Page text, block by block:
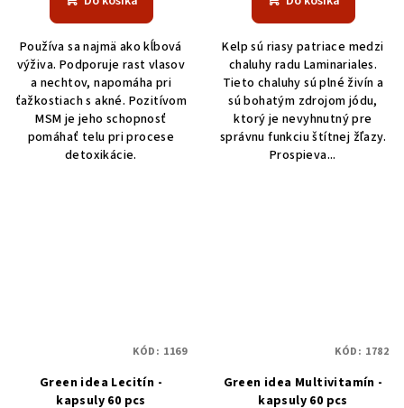
Používa sa najmä ako kĺbová
výživa. Podporuje rast vlasov
a nechtov, napomáha pri
ťažkostiach s akné. Pozitívom
MSM je jeho schopnosť
pomáhať telu pri procese
detoxikácie.
Kelp sú riasy patriace medzi
chaluhy radu Laminariales.
Tieto chaluhy sú plné živín a
sú bohatým zdrojom jódu,
ktorý je nevyhnutný pre
správnu funkciu štítnej žľazy.
Prospieva...
Green idea Lecitín -
kapsuly 60 pcs
KÓD: 1169
Green idea Multivitamín -
kapsuly 60 pcs
KÓD: 1782